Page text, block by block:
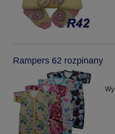
Rampers 62 rozpinany